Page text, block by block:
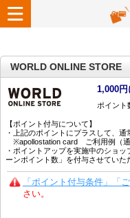
WORLD ONLINE STORE
1,000円
ポイント
【ポイント付与について】
・上記のポイントにプラスして、
※apollostation card ご利用例（通
・ポイントアップを実施中のショ
ーンポイント数」を付与させていた
「ポイント付与条件」「
さい。